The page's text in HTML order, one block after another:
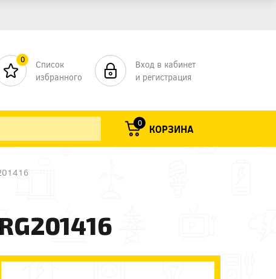
0
Список
избранного
Вход в кабинет
и регистрация
0 КОРЗИНА